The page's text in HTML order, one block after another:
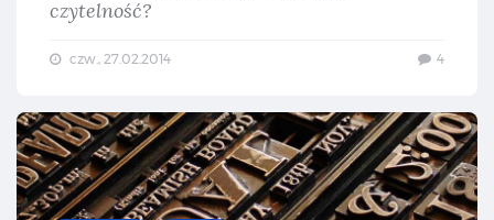
czytelność?
czw., 27.02.2014 4